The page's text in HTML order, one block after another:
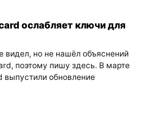
ослабляет ключи для
видел, но не нашёл объяснений
поэтому пишу здесь. В марте
выпустили обновление